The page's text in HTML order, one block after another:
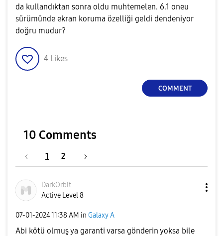
da kullandıktan sonra oldu muhtemelen. 6.1 oneu
sürümünde ekran koruma özelliği geldi dendeniyor
doğru mudur?
4 Likes
COMMENT
10 Comments
1 2
DarkOrbit
Active Level 8
‎07-01-202411:38 AM in Galaxy A
Abi kötü olmuş ya garanti varsa gönderin yoksa bile